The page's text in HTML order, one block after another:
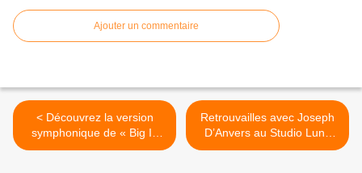
Ajouter un commentaire
< Découvrez la version
symphonique de « Big In
Japan » d’Alphaville !
Retrouvailles avec Joseph
D’Anvers au Studio Luna
Rossa afin d’en apprendre